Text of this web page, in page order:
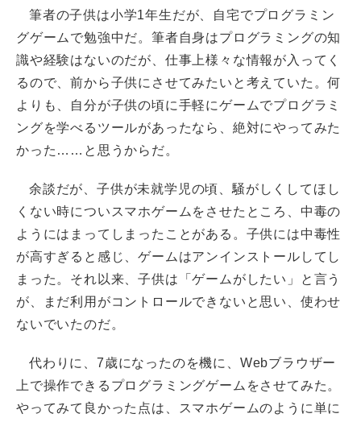
筆者の子供は小学1年生だが、自宅でプログラミン
グゲームで勉強中だ。筆者自身はプログラミングの知
識や経験はないのだが、仕事上様々な情報が入ってく
るので、前から子供にさせてみたいと考えていた。何
よりも、自分が子供の頃に手軽にゲームでプログラミ
ングを学べるツールがあったなら、絶対にやってみた
かった……と思うからだ。
余談だが、子供が未就学児の頃、騒がしくしてほし
くない時についスマホゲームをさせたところ、中毒の
ようにはまってしまったことがある。子供には中毒性
が高すぎると感じ、ゲームはアンインストールしてし
まった。それ以来、子供は「ゲームがしたい」と言う
が、まだ利用がコントロールできないと思い、使わせ
ないでいたのだ。
代わりに、7歳になったのを機に、Webブラウザー
上で操作できるプログラミングゲームをさせてみた。
やってみて良かった点は、スマホゲームのように単に